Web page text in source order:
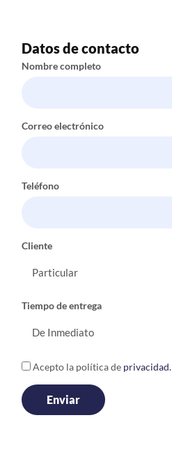
Datos de contacto
Nombre completo
Correo electrónico
Teléfono
Cliente
Tiempo de entrega
Acepto la política de privacidad.